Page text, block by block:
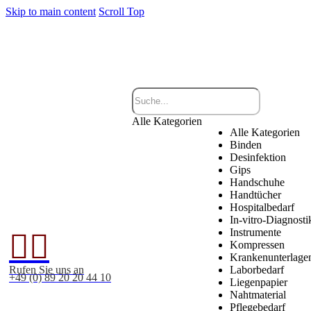
Skip to main content Scroll Top

Rufen Sie uns an
+49 (0) 89 20 20 44 10
Alle Kategorien
Alle Kategorien
Binden
Desinfektion
Gips
Handschuhe
Handtücher
Hospitalbedarf
In-vitro-
Instrumente
Kompressen
Laborbedarf
Liegenpapier
Nahtmaterial
Pflegebedarf